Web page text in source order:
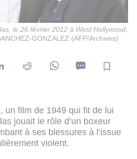
le 26 février 2012 à West Hollywood,
GONZALEZ (AFP/Archives)
, un film de 1949 qui fit de lui
jouait le rôle d’un boxeur
à ses blessures à l’issue
violent.